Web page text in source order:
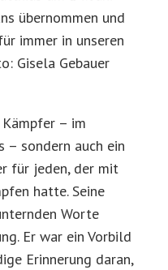
übernommen und
immer in unseren
Gisela Gebauer
– im
– sondern auch ein
für jeden, der mit
hatte. Seine
Worte
Er war ein Vorbild
Erinnerung daran,